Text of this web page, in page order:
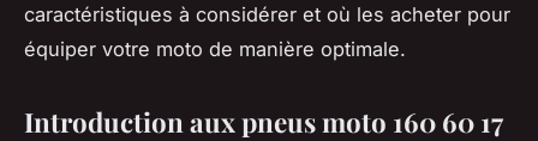
caractéristiques à considérer et où les acheter pour
équiper votre moto de manière optimale.
Introduction aux pneus moto 160 60 17